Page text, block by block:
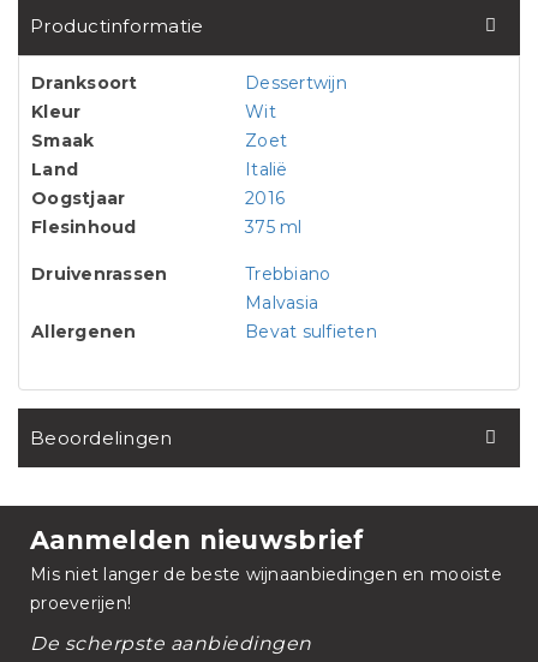
Productinformatie
Dranksoort
Dessertwijn
Kleur
Wit
Smaak
Zoet
Land
Italië
Oogstjaar
2016
Flesinhoud
375 ml
Druivenrassen
Trebbiano
Malvasia
Allergenen
Bevat sulfieten
Beoordelingen
Aanmelden nieuwsbrief
Mis niet langer de beste wijnaanbiedingen en mooiste
proeverijen!
De scherpste aanbiedingen